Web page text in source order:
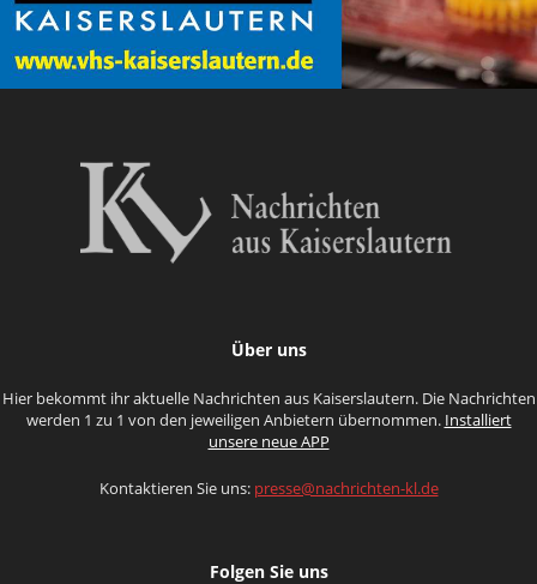
Über uns
Hier bekommt ihr aktuelle Nachrichten aus Kaiserslautern. Die Nachrichten
werden 1 zu 1 von den jeweiligen Anbietern übernommen. Installiert
unsere neue APP
Kontaktieren Sie uns: presse@nachrichten-kl.de
Folgen Sie uns